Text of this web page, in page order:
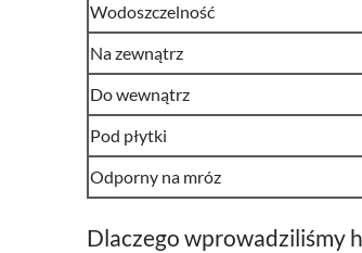
Wodoszczelność
Na zewnątrz
Do wewnątrz
Pod płytki
Odporny na mróz
Dlaczego wprowadziliśmy